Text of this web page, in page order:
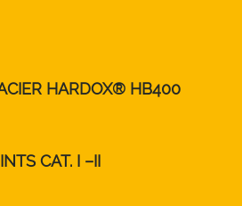
HARDOX® HB400
CAT. I –II